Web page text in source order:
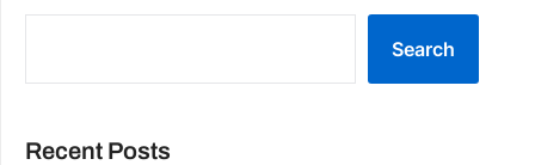
Search
Recent Posts